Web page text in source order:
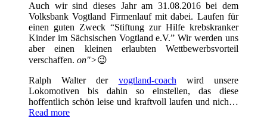
Auch wir sind dieses Jahr am 31.08.2016 bei dem
Volksbank Vogtland Firmenlauf mit dabei. Laufen für
einen guten Zweck “Stiftung zur Hilfe krebskranker
Kinder im Sächsischen Vogtland e.V.” Wir werden uns
aber einen kleinen erlaubten Wettbewerbsvorteil
verschaffen. on">😉
Ralph Walter der vogtland-coach wird unsere
Lokomotiven bis dahin so einstellen, das diese
hoffentlich schön leise und kraftvoll laufen und nich…
Read more